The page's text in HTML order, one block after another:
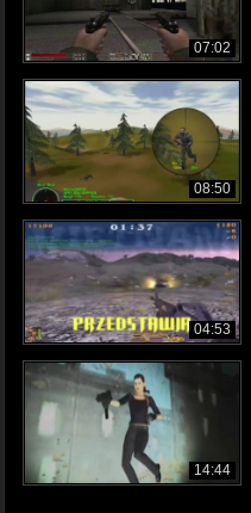
07:02
08:50
04:53
14:44